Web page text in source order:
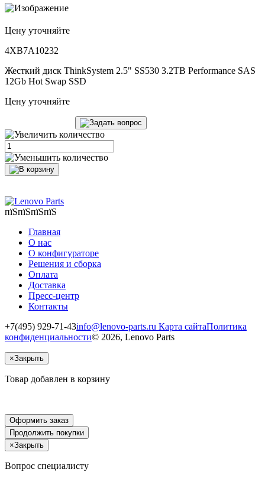
Цену уточняйте
4XB7A10232
Жесткий диск ThinkSystem 2.5" SS530 3.2TB Performance SAS
12Gb Hot Swap SSD
Цену уточняйте
пїЅпїЅпїЅпїЅ
Главная
О нас
О конфигураторе
Решения и сборка
Оплата
Доставка
Пресс-центр
Контакты
+7(495) 929-71-43info@lenovo-parts.ru Карта сайтаПолитика
конфиденциальности© 2026, Lenovo Parts
×Закрыть
Товар добавлен в корзину
Оформить заказ
Продолжить покупки
×Закрыть
Вопрос специалисту